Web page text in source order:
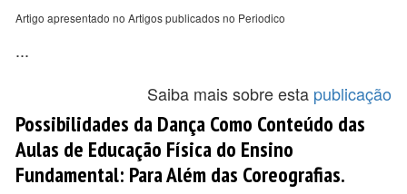
Artigo apresentado no Artigos publicados no Periodico
...
Saiba mais sobre esta publicação
Possibilidades da Dança Como Conteúdo das
Aulas de Educação Física do Ensino
Fundamental: Para Além das Coreografias.